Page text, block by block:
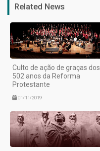
Related News
Culto de ação de graças dos
502 anos da Reforma
Protestante
01/11/2019